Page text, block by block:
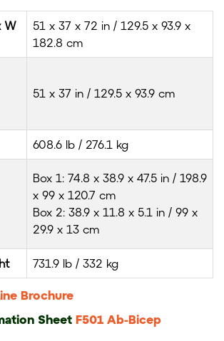
W
51 x 37 x 72 in / 129.5 x 93.9 x
182.8 cm
51 x 37 in / 129.5 x 93.9 cm
608.6 lb / 276.1 kg
Box 1: 74.8 x 38.9 x 47.5 in / 198.9
x 99 x 120.7 cm
Box 2: 38.9 x 11.8 x 5.1 in / 99 x
29.9 x 13 cm
731.9 lb / 332 kg
Brochure
Sheet F501 Ab-Bicep